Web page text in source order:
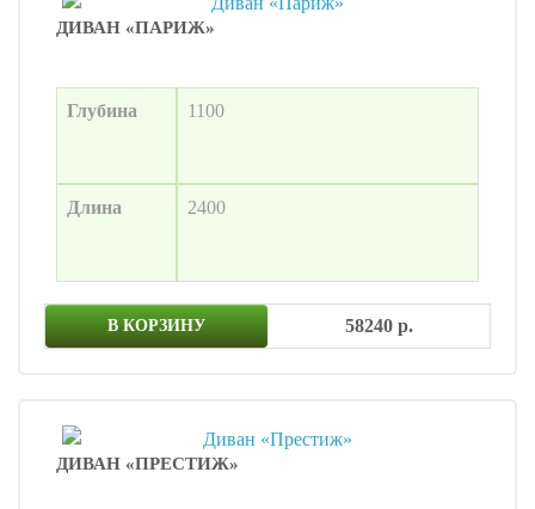
ДИВАН «ПАРИЖ»
Глубина 1100
Длина 2400
В КОРЗИНУ 58240 р.
ДИВАН «ПРЕСТИЖ»